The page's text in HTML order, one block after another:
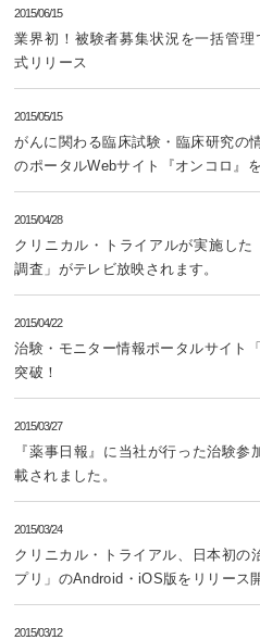
2015/06/15
業界初！被験者募集状況を一括管
式リリース
2015/05/15
がんに関わる臨床試験・臨床研究の
のポータルWebサイト『オンコロ』
2015/04/28
クリニカル・トライアルが実施し
調査」がテレビ放映されます。
2015/04/22
治験・モニター情報ポータルサイト
突破！
2015/03/27
『薬事日報』に当社が行った治験
載されました。
2015/03/24
クリニカル・トライアル、日本初の
プリ」のAndroid・iOS版をリリース
2015/03/12